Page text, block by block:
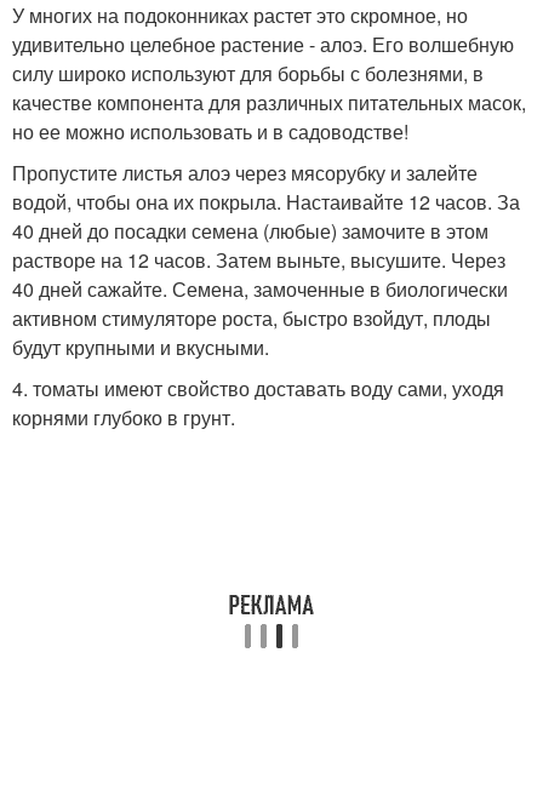
У многих на подоконниках растет это скромное, но
удивительно целебное растение - алоэ. Его волшебную
силу широко используют для борьбы с болезнями, в
качестве компонента для различных питательных масок,
но ее можно использовать и в садоводстве!
Пропустите листья алоэ через мясорубку и залейте
водой, чтобы она их покрыла. Настаивайте 12 часов. За
40 дней до посадки семена (любые) замочите в этом
растворе на 12 часов. Затем выньте, высушите. Через
40 дней сажайте. Семена, замоченные в биологически
активном стимуляторе роста, быстро взойдут, плоды
будут крупными и вкусными.
4. томаты имеют свойство доставать воду сами, уходя
корнями глубоко в грунт.